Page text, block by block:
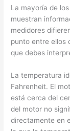
La mayoría de
muestran
medidores
punto entre ellos
que debes
La temperatura
Fahrenheit. El
está cerca del
del motor no
directamente en